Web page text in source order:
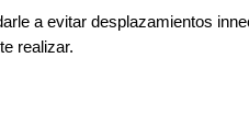
a evitar desplazamientos
realizar.